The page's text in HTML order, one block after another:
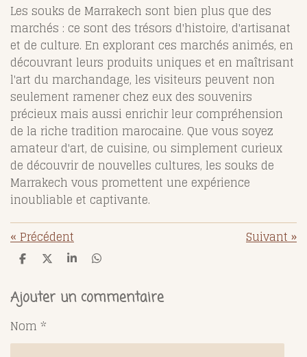
Les souks de Marrakech sont bien plus que des
marchés : ce sont des trésors d'histoire, d'artisanat
et de culture. En explorant ces marchés animés, en
découvrant leurs produits uniques et en maîtrisant
l'art du marchandage, les visiteurs peuvent non
seulement ramener chez eux des souvenirs
précieux mais aussi enrichir leur compréhension
de la riche tradition marocaine. Que vous soyez
amateur d'art, de cuisine, ou simplement curieux
de découvrir de nouvelles cultures, les souks de
Marrakech vous promettent une expérience
inoubliable et captivante.
«Précédent Suivant»
P
t
a
e
r
P
t
a
r
P
t
a
r
P
t
a
r
Ajouter un commentaire
Nom *